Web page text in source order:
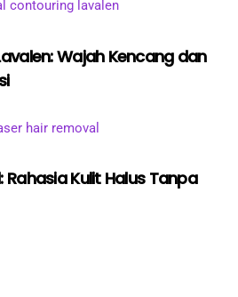
Wajah Kencang dan
Rahasia Kulit Halus Tanpa